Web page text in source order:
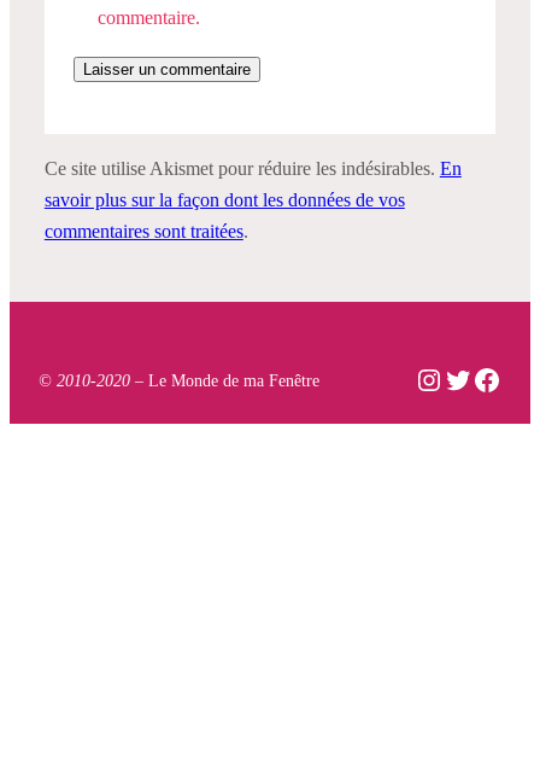
commentaire.
Ce site utilise Akismet pour réduire les indésirables. En
savoir plus sur la façon dont les données de vos
commentaires sont traitées.
© 2010-2020 – Le Monde de ma Fenêtre Instagram
Twitter